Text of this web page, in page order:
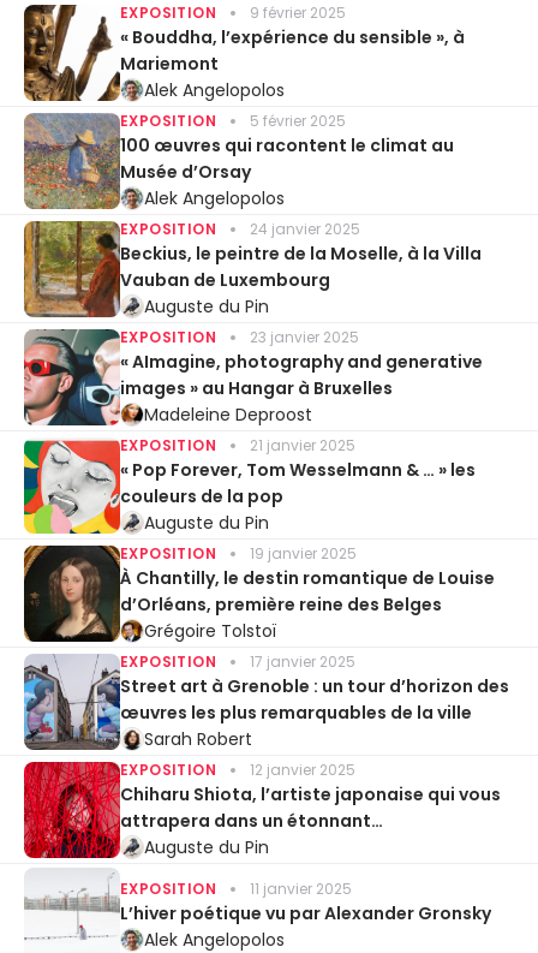
EXPOSITION 9 février 2025
« Bouddha, l’expérience du sensible », à
Mariemont
Alek Angelopolos
EXPOSITION 5 février 2025
100 œuvres qui racontent le climat au
Musée d’Orsay
Alek Angelopolos
EXPOSITION 24 janvier 2025
Beckius, le peintre de la Moselle, à la Villa
Vauban de Luxembourg
Auguste du Pin
EXPOSITION 23 janvier 2025
« AImagine, photography and generative
images » au Hangar à Bruxelles
Madeleine Deproost
EXPOSITION 21 janvier 2025
« Pop Forever, Tom Wesselmann & … » les
couleurs de la pop
Auguste du Pin
EXPOSITION 19 janvier 2025
À Chantilly, le destin romantique de Louise
d’Orléans, première reine des Belges
Grégoire Tolstoï
EXPOSITION 17 janvier 2025
Street art à Grenoble : un tour d’horizon des
œuvres les plus remarquables de la ville
Sarah Robert
EXPOSITION 12 janvier 2025
Chiharu Shiota, l’artiste japonaise qui vous
attrapera dans un étonnant
enchevêtrement des fils de laine
Auguste du Pin
EXPOSITION 11 janvier 2025
L’hiver poétique vu par Alexander Gronsky
Alek Angelopolos